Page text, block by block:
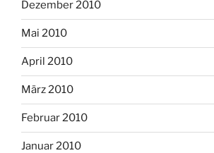
Dezember 2010
Mai 2010
April 2010
März 2010
Februar 2010
Januar 2010